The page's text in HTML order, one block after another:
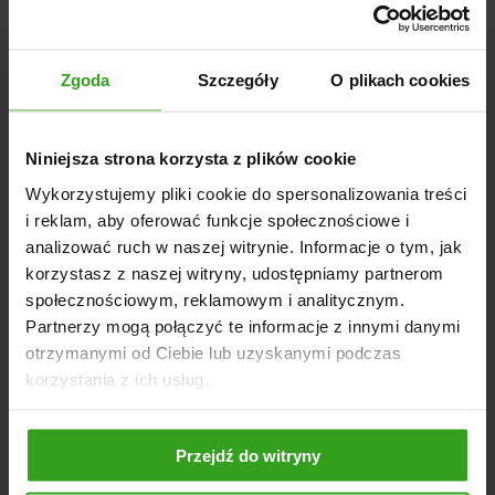
Zgoda Szczegóły O plikach cookies
Niniejsza strona korzysta z plików cookie
Wykorzystujemy pliki cookie do spersonalizowania treści
i reklam, aby oferować funkcje społecznościowe i
analizować ruch w naszej witrynie. Informacje o tym, jak
korzystasz z naszej witryny, udostępniamy partnerom
społecznościowym, reklamowym i analitycznym.
Partnerzy mogą połączyć te informacje z innymi danymi
otrzymanymi od Ciebie lub uzyskanymi podczas
korzystania z ich usług.
Przejdź do witryny
Wysokość od podłoża: 110 cm
Rozmiar skrzyni ładunkowej: 228 x 118 x 30 cm
Wyposażenie: Koło podporowe, oświetlenie
Rozmiar opon: 20 x 10-8
Mechanizm kiprowania: Hydrauliczne, na trzy strony
Kolor: RAL9005 (czarny) + RAL5015 (niebieski)
Homologacja: Brak homologacji
NASI KLIENCI WYBIERALI RÓWNIEŻ